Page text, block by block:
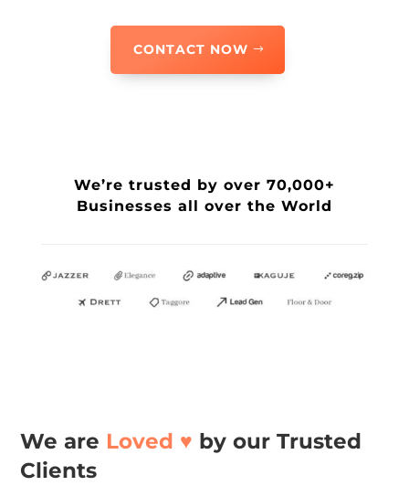
CONTACT NOW
We’re trusted by over 70,000+
Businesses all over the World
We are Loved ♥️ by our Trusted
Clients